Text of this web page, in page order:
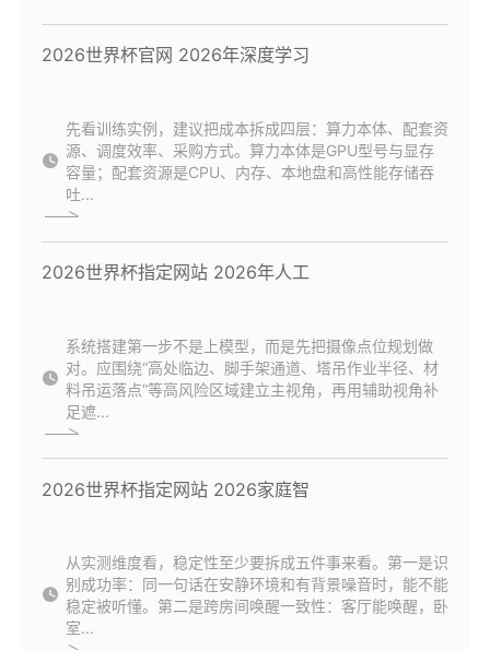
2026世界杯官网 2026年深度学习
先看训练实例，建议把成本拆成四层：算力本体、配套资
源、调度效率、采购方式。算力本体是GPU型号与显存
容量；配套资源是CPU、内存、本地盘和高性能存储吞
吐...
2026世界杯指定网站 2026年人工
系统搭建第一步不是上模型，而是先把摄像点位规划做
对。应围绕“高处临边、脚手架通道、塔吊作业半径、材
料吊运落点”等高风险区域建立主视角，再用辅助视角补
足遮...
2026世界杯指定网站 2026家庭智
从实测维度看，稳定性至少要拆成五件事来看。第一是识
别成功率：同一句话在安静环境和有背景噪音时，能不能
稳定被听懂。第二是跨房间唤醒一致性：客厅能唤醒，卧
室...